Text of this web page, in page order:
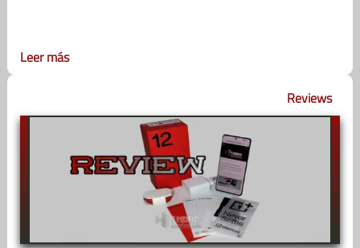
Leer más
Reviews